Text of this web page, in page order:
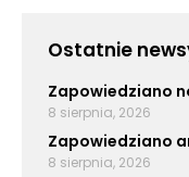
Ostatnie
Zapowiedziano
8 sierpnia, 2026
Zapowiedziano
8 sierpnia, 2026